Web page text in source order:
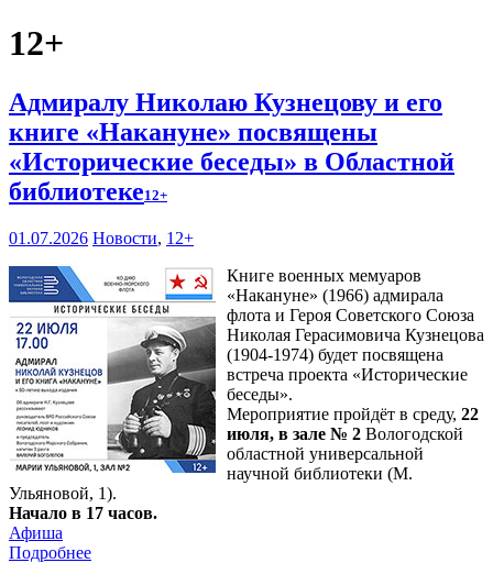
12+
Адмиралу Николаю Кузнецову и его
книге «Накануне» посвящены
«Исторические беседы» в Областной
библиотеке12+
01.07.2026 Новости, 12+
Книге военных мемуаров
«Накануне» (1966) адмирала
флота и Героя Советского Союза
Николая Герасимовича Кузнецова
(1904-1974) будет посвящена
встреча проекта «Исторические
беседы».
Мероприятие пройдёт в среду, 22
июля, в зале № 2 Вологодской
областной универсальной
научной библиотеки (М.
Ульяновой, 1).
Начало в 17 часов.
Афиша
Подробнее